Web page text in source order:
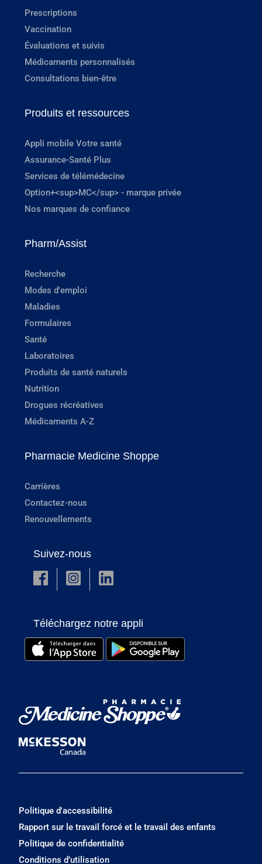
Prescriptions
Vaccination
Évaluations et suivis
Médicaments personnalisés
Consultations bien-être
Produits et ressources
Appli mobile Votre santé
Assurance-Santé Plus
Services de télémédecine
Option+<sup>MC</sup> - marque privée
Nos marques de confiance
Pharm/Assist
Recherche
Modes d'emploi
Maladies
Formulaires
Santé
Laboratoires
Produits de santé naturels
Nutrition
Drogues récréatives
Médicaments A-Z
Pharmacie Medicine Shoppe
Carrières
Contactez-nous
Renouvellements
Suivez-nous
Téléchargez notre appli
Politique d'accessibilité
Rapport sur le travail forcé et le travail des enfants
Politique de confidentialité
Conditions d’utilisation